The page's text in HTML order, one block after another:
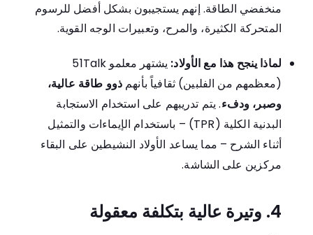
منخفضي الطاقة. إنهم يستجيبون بشكل أفضل للرسوم
المتحركة الكثيرة، والمرح، وتعبيرات الوجه القوية.
لماذا ينجح هذا مع الأولاد:
يشتهر معلمو 51Talk
(معظمهم من الفلبين) ثقافياً بأنهم ذوو طاقة عالية،
وصبر، ودفء. يتم تدريبهم على استخدام الاستجابة
البدنية الكلية (TPR) – باستخدام الإيماءات والتمثيل
أثناء الشرح – مما يساعد الأولاد النشيطين على البقاء
مركزين على الشاشة.
4. وتيرة عالية بتكلفة معقولة